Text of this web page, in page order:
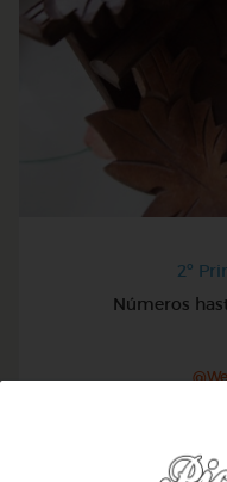
2º
Números